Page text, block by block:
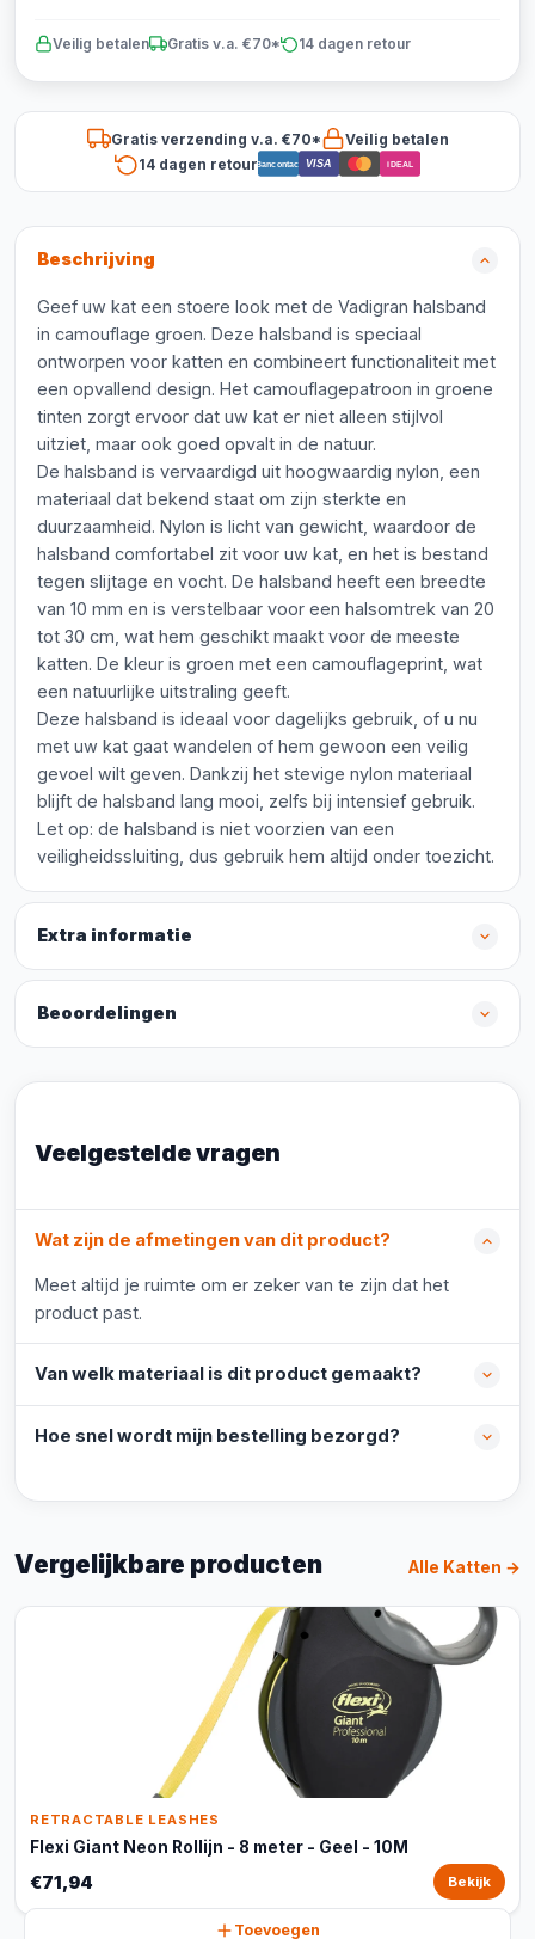
Veilig betalen Gratis v.a. €70* 14 dagen retour
Gratis verzending v.a. €70*
Veilig betalen
14 dagen retourBancontact VISA iDEAL
Beschrijving
Geef uw kat een stoere look met de Vadigran halsband
in camouflage groen. Deze halsband is speciaal
ontworpen voor katten en combineert functionaliteit met
een opvallend design. Het camouflagepatroon in groene
tinten zorgt ervoor dat uw kat er niet alleen stijlvol
uitziet, maar ook goed opvalt in de natuur.
De halsband is vervaardigd uit hoogwaardig nylon, een
materiaal dat bekend staat om zijn sterkte en
duurzaamheid. Nylon is licht van gewicht, waardoor de
halsband comfortabel zit voor uw kat, en het is bestand
tegen slijtage en vocht. De halsband heeft een breedte
van 10 mm en is verstelbaar voor een halsomtrek van 20
tot 30 cm, wat hem geschikt maakt voor de meeste
katten. De kleur is groen met een camouflageprint, wat
een natuurlijke uitstraling geeft.
Deze halsband is ideaal voor dagelijks gebruik, of u nu
met uw kat gaat wandelen of hem gewoon een veilig
gevoel wilt geven. Dankzij het stevige nylon materiaal
blijft de halsband lang mooi, zelfs bij intensief gebruik.
Let op: de halsband is niet voorzien van een
veiligheidssluiting, dus gebruik hem altijd onder toezicht.
Extra informatie
Beoordelingen
Veelgestelde vragen
Wat zijn de afmetingen van dit product?
Meet altijd je ruimte om er zeker van te zijn dat het
product past.
Van welk materiaal is dit product gemaakt?
Hoe snel wordt mijn bestelling bezorgd?
Vergelijkbare producten Alle Katten →
RETRACTABLE LEASHES
Flexi Giant Neon Rollijn - 8 meter - Geel - 10M
€71,94 Bekijk
Toevoegen